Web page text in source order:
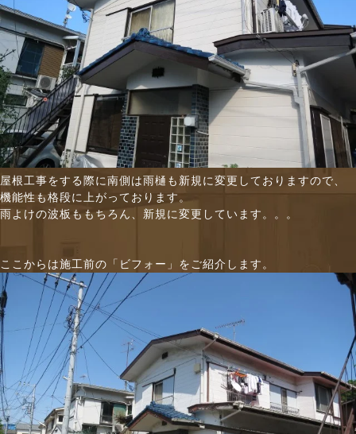
屋根工事をする際に南側は雨樋も新規に変更しておりますので、
機能性も格段に上がっております。
雨よけの波板ももちろん、新規に変更しています。。。
ここからは施工前の「ビフォー」をご紹介します。